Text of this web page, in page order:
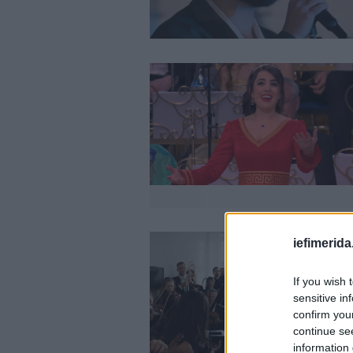
If you wish
sensitive
confirm
continue
information